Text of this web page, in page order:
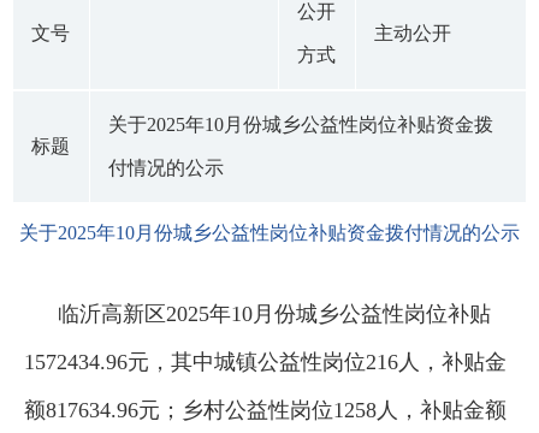
文号
公开
方式
主动公开
标题
关于2025年10月份城乡公益性岗位补贴资金拨
付情况的公示
关于2025年10月份城乡公益性岗位补贴资金拨付情况的公示
临沂高新区2025年10月份城乡公益性岗位补贴
1572434.96元，其中城镇公益性岗位216人，补贴金
额817634.96元；乡村公益性岗位1258人，补贴金额